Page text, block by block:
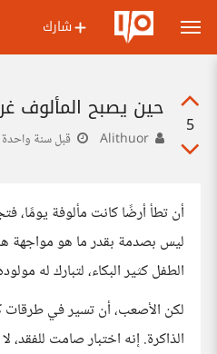
شارك
5
حين يصبح المألوف
قبل سنة واحدة
أن تطأ أرضًا كانت مألوفة يومًا،
ليس بصدمة بقدر ما هو مواجهة
الطفل كثير البكاء، لتبارك له
لكن الأصعب، أن تسير في طرقات
الذاكرة. إنه اختبار صامت